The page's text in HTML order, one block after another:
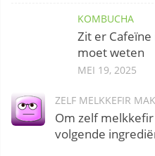
KOMBUCHA
Zit er Cafeïne
moet weten
MEI 19, 2025
ZELF MELKKEFIR
Om zelf
volgende